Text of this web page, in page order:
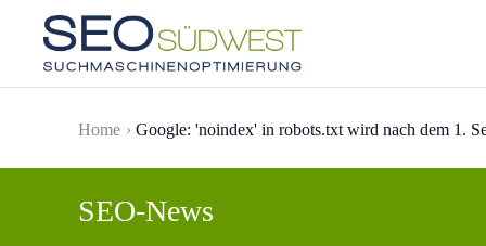
Skip to main content
Home Google: 'noindex' in robots.txt wird nach dem 1.
SEO-News